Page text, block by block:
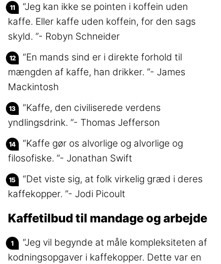
“Jeg kan ikke se pointen i koffein uden
kaffe. Eller kaffe uden koffein, for den sags
skyld. ”- Robyn Schneider
“En mands sind er i direkte forhold til
mængden af kaffe, han drikker. ”- James
Mackintosh
“Kaffe, den civiliserede verdens
yndlingsdrink. ”- Thomas Jefferson
“Kaffe gør os alvorlige og alvorlige og
filosofiske. ”- Jonathan Swift
“Det viste sig, at folk virkelig græd i deres
kaffekopper. ”- Jodi Picoult
Kaffetilbud til mandage og arbejde
“Jeg vil begynde at måle kompleksiteten af
kodningsopgaver i kaffekopper. Dette var en